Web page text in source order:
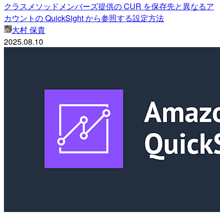
クラスメソッドメンバーズ提供の CUR を保存先と異なるア
カウントの QuickSight から参照する設定方法
大村 保貴
2025.08.10